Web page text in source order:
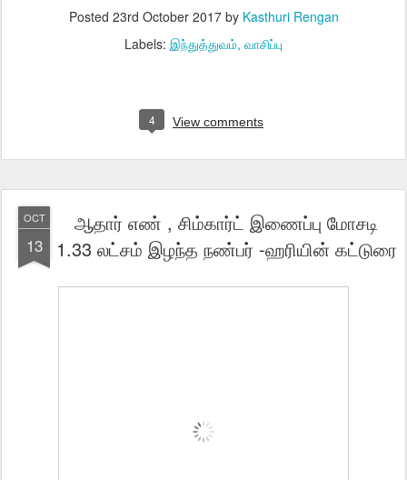
Posted 23rd October 2017by Kasthuri Rengan
Labels: இந்துத்துவம் வாசிப்பு
4 View comments
OCT
13
ஆதார் எண் , சிம்கார்ட் இணைப்பு மோசடி
1.33 லட்சம் இழந்த நண்பர் -ஹரியின் கட்டுரை